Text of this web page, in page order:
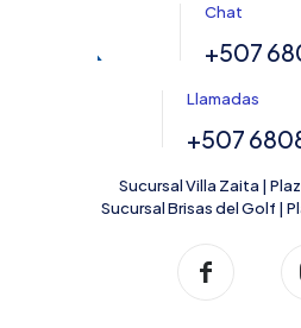
Chat
+507
Llamadas
+507
Sucursal Villa Zaita |
Sucursal Brisas del Golf |